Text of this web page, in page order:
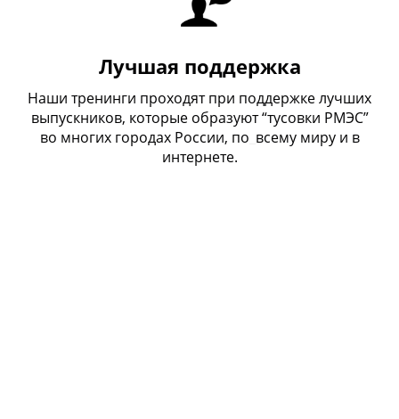
Лучшая поддержка
Наши тренинги проходят при поддержке лучших
выпускников, которые образуют “тусовки РМЭС”
во многих городах России, по всему миру и в
интернете.